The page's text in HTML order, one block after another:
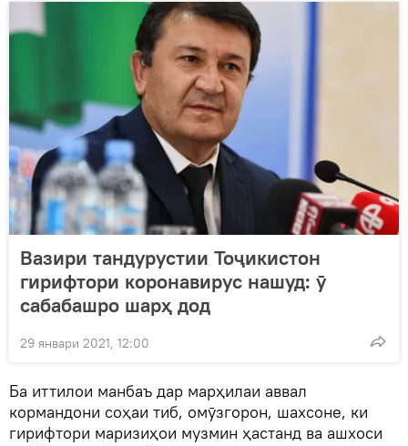
Вазири тандурустии Тоҷикистон
гирифтори коронавирус нашуд: ӯ
сабабашро шарҳ дод
29 январи 2021, 12:00
Ба иттилои манбаъ дар марҳилаи аввал
кормандони соҳаи тиб, омӯзгорон, шахсоне, ки
гирифтори маризиҳои музмин ҳастанд ва ашхоси